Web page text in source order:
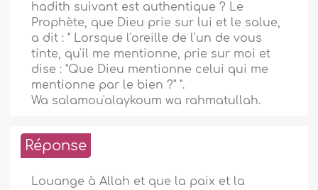
hadith suivant est authentique ? Le
Prophète, que Dieu prie sur lui et le salue,
a dit : " Lorsque l'oreille de l'un de vous
tinte, qu'il me mentionne, prie sur moi et
dise : "Que Dieu mentionne celui qui me
mentionne par le bien ?" ".
Wa salamou'alaykoum wa rahmatullah.
Réponse
Louange à Allah et que la paix et la